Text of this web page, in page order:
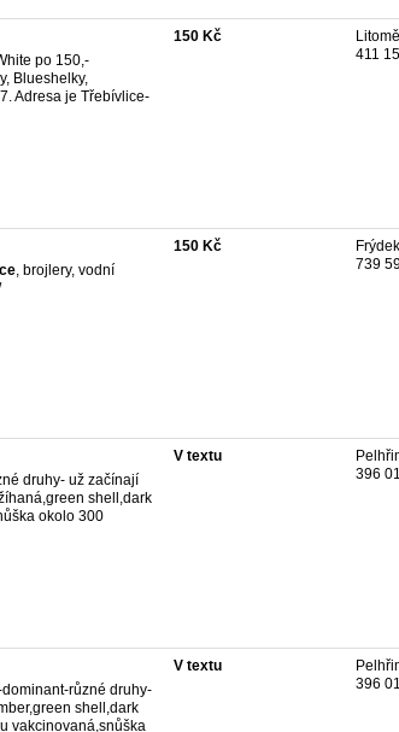
po 150,-
Blueshelky,
Adresa je Třebívlice-
150 Kč
411 15
, brojlery, vodní
150 Kč
739
druhy- už začínají
shell,dark
okolo 300
V textu
396 01
různé druhy-
shell,dark
vakcinovaná,snůška
V textu
396 01